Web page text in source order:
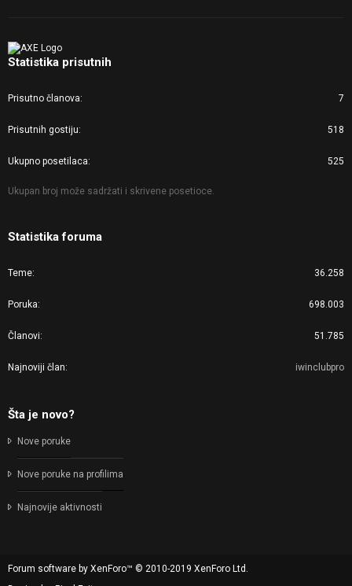
Statistika prisutnih
Prisutno članova 7
Prisutnih gostiju 518
Ukupno posetilaca 525
Ukupan broj može sadržati i skrivene posetioce.
Statistika foruma
Teme 36.258
Poruka 698.003
Članovi 51.785
Najnoviji član iwinclubpro
Šta je novo?
Nove poruke
Nove poruke na profilima
Najnovije aktivnosti
Forum software by XenForo™ © 2010-2019 XenForo Ltd.